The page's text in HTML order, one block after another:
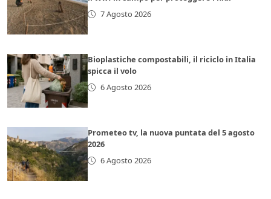
7 Agosto 2026
Bioplastiche compostabili, il riciclo in Italia
spicca il volo
6 Agosto 2026
Prometeo tv, la nuova puntata del 5 agosto
2026
6 Agosto 2026